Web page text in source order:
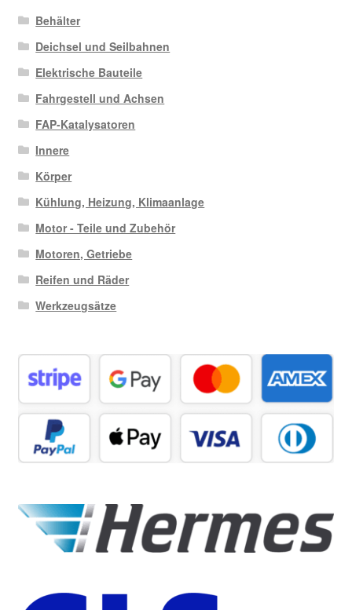
Behälter
Deichsel und Seilbahnen
Elektrische Bauteile
Fahrgestell und Achsen
FAP-Katalysatoren
Innere
Körper
Kühlung, Heizung, Klimaanlage
Motor - Teile und Zubehör
Motoren, Getriebe
Reifen und Räder
Werkzeugsätze